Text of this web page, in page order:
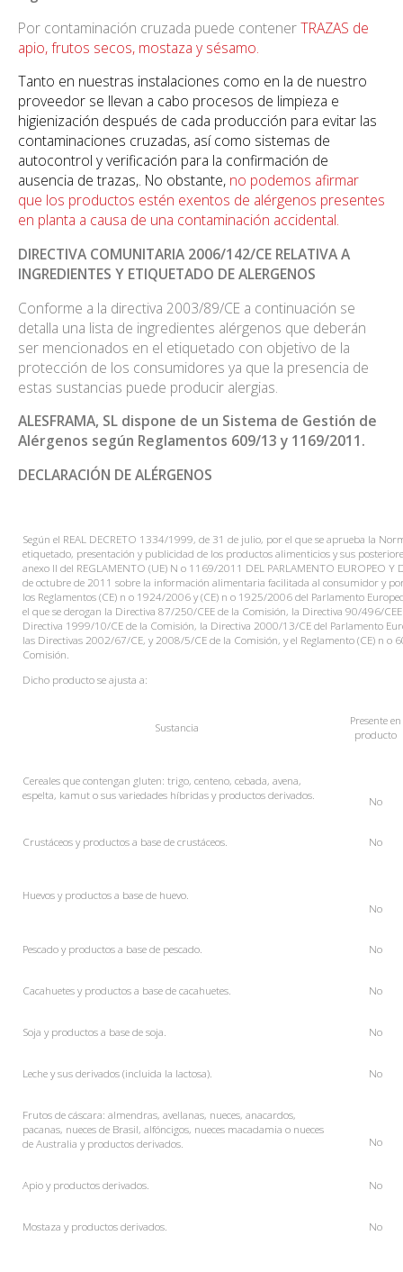
Por contaminación cruzada puede contenerTRAZAS de
apio, frutos secos, mostaza y sésamo.
Tanto en nuestras instalaciones como en la de nuestro
proveedor se llevan a cabo procesos de limpieza e
higienización después de cada producción para evitar las
contaminaciones cruzadas, así como sistemas de
autocontrol y verificación para la confirmación de
ausencia de trazas,. No obstante, no podemos afirmar
que los productos estén exentos de alérgenos presentes
en planta a causa de una contaminación accidental.
DIRECTIVA COMUNITARIA 2006/142/CE RELATIVA A
INGREDIENTES Y ETIQUETADO DE ALERGENOS
Conforme a la directiva 2003/89/CE a continuación se
detalla una lista de ingredientes alérgenos que deberán
ser mencionados en el etiquetado con objetivo de la
protección de los consumidores ya que la presencia de
estas sustancias puede producir alergias.
ALESFRAMA, SL dispone de un Sistema de Gestión de
Alérgenos según Reglamentos 609/13 y 1169/2011.
DECLARACIÓN DE ALÉRGENOS
Según el REAL DECRETO 1334/1999, de 31 de julio, por el que se aprueba la
etiquetado, presentación y publicidad de los productos alimenticios y sus
anexo II del REGLAMENTO (UE) N o 1169/2011 DEL PARLAMENTO EUROPEO Y
de octubre de 2011 sobre la información alimentaria facilitada al consumidor y
los Reglamentos (CE) n o 1924/2006 y (CE) n o 1925/2006 del Parlamento
el que se derogan la Directiva 87/250/CEE de la Comisión, la Directiva 90/496/
Directiva 1999/10/CE de la Comisión, la Directiva 2000/13/CE del Parlamento
las Directivas 2002/67/CE, y 2008/5/CE de la Comisión, y el Reglamento (CE) n o
Comisión.
Dicho producto se ajusta a:
Sustancia Presenteen
producto
Cereales que contengan gluten: trigo, centeno, cebada, avena,
espelta, kamut o sus variedades híbridas y productos derivados.
No
Crustáceos y productos a base de crustáceos. No
Huevos y productos a base de huevo.
No
Pescado y productos a base de pescado. No
Cacahuetes y productos a base de cacahuetes. No
Soja y productos a base de soja. No
Leche y sus derivados (incluida la lactosa). No
Frutos de cáscara: almendras, avellanas, nueces, anacardos,
pacanas, nueces de Brasil, alfóncigos, nueces macadamia o nueces
de Australia y productos derivados.
No
Apioy productos derivados. No
Mostaza y productos derivados. No